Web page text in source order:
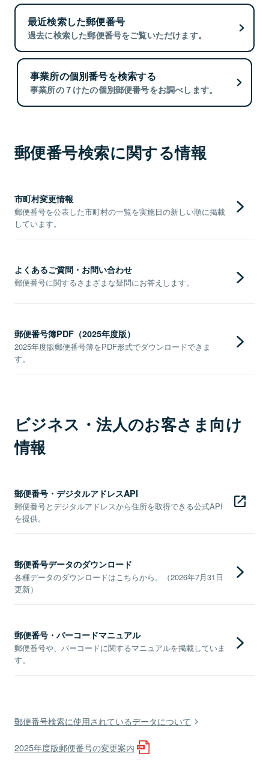
最近検索した郵便番号
過去に検索した郵便番号をご覧いただけます。
事業所の個別番号を検索する
事業所の７けたの個別郵便番号をお調べします。
郵便番号検索に関する情報
市町村変更情報
郵便番号を公表した市町村の一覧を実施日の新しい順に掲載
しています。
よくあるご質問・お問い合わせ
郵便番号に関するさまざまな疑問にお答えします。
郵便番号簿PDF（2025年度版）
2025年度版郵便番号簿をPDF形式でダウンロードできま
す。
ビジネス・法人のお客さま向け
情報
郵便番号・デジタルアドレスAPI
郵便番号とデジタルアドレスから住所を取得できる公式API
を提供。
郵便番号データのダウンロード
各種データのダウンロードはこちらから。（2026年7月31日
更新）
郵便番号・バーコードマニュアル
郵便番号や、バーコードに関するマニュアルを掲載していま
す。
郵便番号検索に使用されているデータについて
2025年度版郵便番号の変更案内